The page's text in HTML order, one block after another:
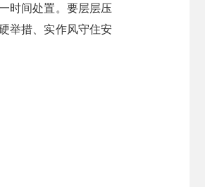
时间处置。要层层压
举措、实作风守住安